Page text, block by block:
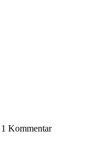
1 Kommentar